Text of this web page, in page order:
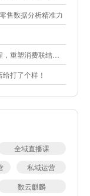
售数据分析精准力
消费联结新体验
打了个样！
全域直播课
私域运营
数云麒麟